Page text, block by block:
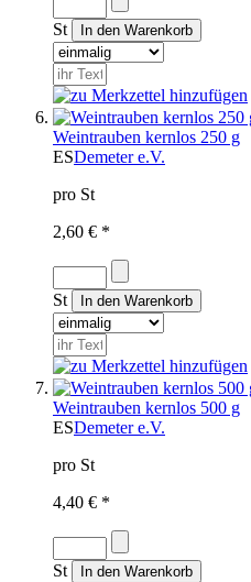
St
Weintrauben kernlos 250 g
ESDemeter e.V.
pro St
2,60 € *
St
Weintrauben kernlos 500 g
ESDemeter e.V.
pro St
4,40 € *
St